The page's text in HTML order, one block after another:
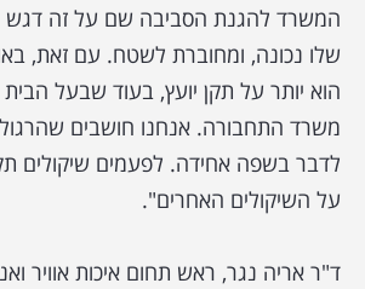
המשרד להגנת הסביבה שם על זה דגש
שלו נכונה, ומחוברת לשטח. עם זאת,
הוא יותר על תקן יועץ, בעוד שבעל הבית
משרד התחבורה. אנחנו חושבים
לדבר בשפה אחידה. לפעמים שיקולים
על השיקולים האחרים".
ד"ר אריה נגר, ראש תחום איכות אוויר